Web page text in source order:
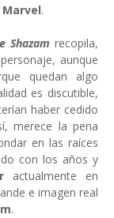
.
Shazam recopila,
aunque
quedan algo
es discutible,
haber cedido
merece la pena
en las raíces
con los años y
actualmente en
e imagen real
.